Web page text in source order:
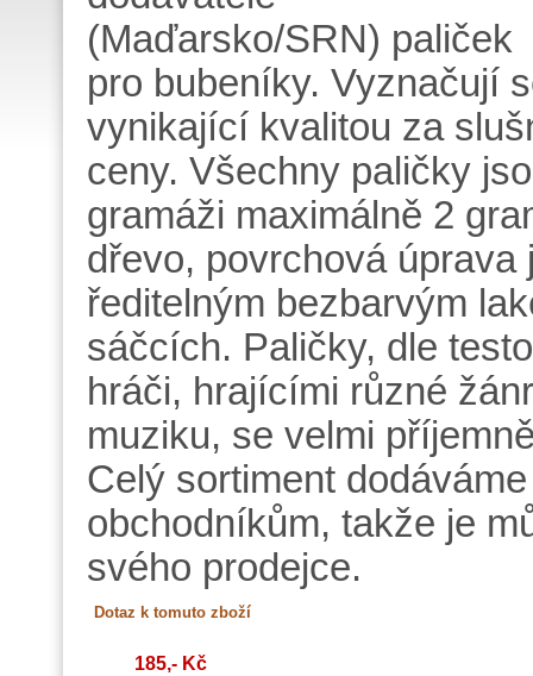
(Maďarsko/SRN) paliček
pro bubeníky. Vyznačují
vynikající kvalitou za
ceny. Všechny paličky
gramáži maximálně 2
dřevo, povrchová
ředitelným bezbarvým
sáčcích. Paličky, dle
hráči, hrajícími různé
muziku, se velmi
Celý sortiment
obchodníkům, takže je
svého prodejce.
185,- Kč